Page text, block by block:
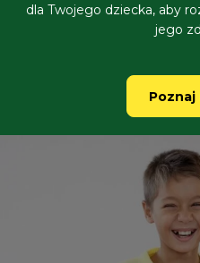
dla Twojego dziecka, aby
jego